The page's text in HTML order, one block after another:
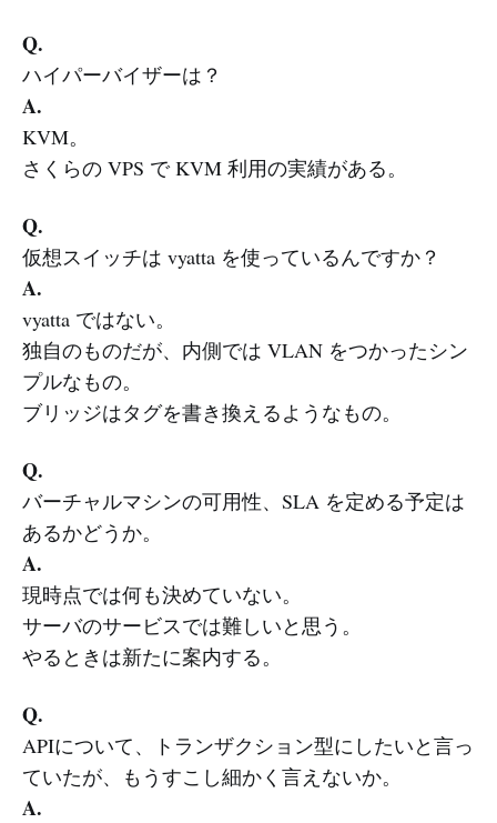
Q.
ハイパーバイザーは？
A.
KVM。
さくらの VPS で KVM 利用の実績がある。
Q.
仮想スイッチは vyatta を使っているんですか？
A.
vyatta ではない。
独自のものだが、内側では VLAN をつかったシン
プルなもの。
ブリッジはタグを書き換えるようなもの。
Q.
バーチャルマシンの可用性、SLA を定める予定は
あるかどうか。
A.
現時点では何も決めていない。
サーバのサービスでは難しいと思う。
やるときは新たに案内する。
Q.
APIについて、トランザクション型にしたいと言っ
ていたが、もうすこし細かく言えないか。
A.